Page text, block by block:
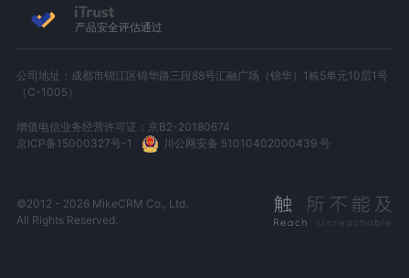
产品安全评估通过
公司地址：成都市锦江区锦华路三段88号汇融广场（锦华）1栋5单元10层1号
（C-1005）
增值电信业务经营许可证：京B2-20180674
京ICP备15000327号-1
川公网安备 51010402000439 号
©2012 - 2026 MikeCRM Co., Ltd.
All Rights Reserved.